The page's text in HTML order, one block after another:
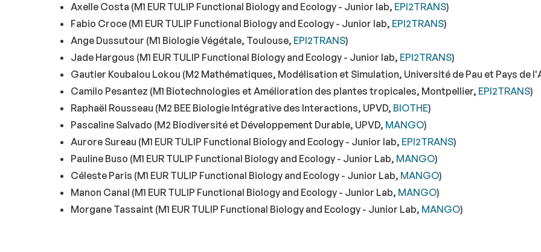
Axelle Costa (M1 EUR TULIP Functional Biology and Ecology - Junior lab, EPI2TRANS)
Fabio Croce (M1 EUR TULIP Functional Biology and Ecology - Junior lab, EPI2TRANS)
Ange Dussutour (M1 Biologie Végétale, Toulouse, EPI2TRANS)
Jade Hargous (M1 EUR TULIP Functional Biology and Ecology - Junior lab, EPI2TRANS)
Gautier Koubalou Lokou (M2 Mathématiques, Modélisation et Simulation, Université de Pau et Pays de
Camilo Pesantez (M1 Biotechnologies et Amélioration des plantes tropicales, Montpellier, EPI2TRANS)
Raphaël Rousseau (M2 BEE Biologie Intégrative des Interactions, UPVD, BIOTHE)
Pascaline Salvado (M2 Biodiversité et Développement Durable, UPVD, MANGO)
Aurore Sureau (M1 EUR TULIP Functional Biology and Ecology - Junior lab, EPI2TRANS)
Pauline Buso (M1 EUR TULIP Functional Biology and Ecology - Junior Lab, MANGO)
Céleste Paris (M1 EUR TULIP Functional Biology and Ecology - Junior Lab, MANGO)
Manon Canal (M1 EUR TULIP Functional Biology and Ecology - Junior Lab, MANGO)
Morgane Tassaint (M1 EUR TULIP Functional Biology and Ecology - Junior Lab, MANGO)